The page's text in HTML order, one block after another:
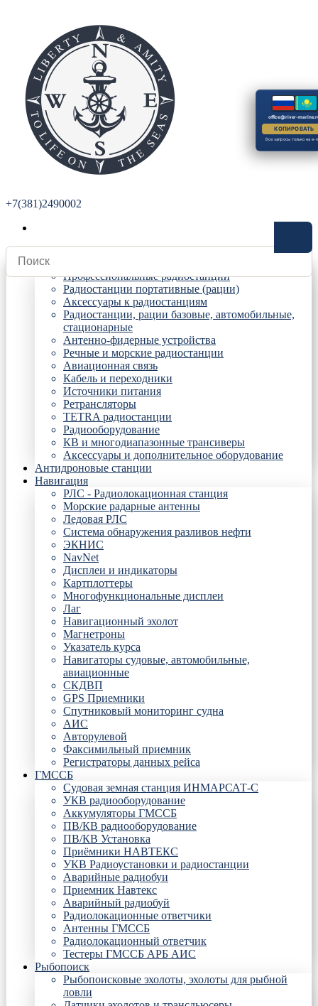
+7(381)2490002
Радиостанции
Профессиональные радиостанции
Радиостанции портативные (рации)
Аксессуары к радиостанциям
Радиостанции, рации базовые, автомобильные,
стационарные
Антенно-фидерные устройства
Речные и морские радиостанции
Авиационная связь
Кабель и переходники
Источники питания
Ретрансляторы
TETRA радиостанции
Радиооборудование
КВ и многодиапазонные трансиверы
Аксессуары и дополнительное оборудование
Антидроновые станции
Навигация
РЛС - Радиолокационная станция
Морские радарные антенны
Ледовая РЛС
Система обнаружения разливов нефти
ЭКНИС
NavNet
Дисплеи и индикаторы
Картплоттеры
Многофункциональные дисплеи
Лаг
Навигационный эхолот
Магнетроны
Указатель курса
Навигаторы судовые, автомобильные,
авиационные
СКДВП
GPS Приемники
Спутниковый мониторинг судна
АИС
Авторулевой
Факсимильный приемник
Регистраторы данных рейса
ГМССБ
Судовая земная станция ИНМАРСАТ-С
УКВ радиооборудование
Аккумуляторы ГМССБ
ПВ/КВ радиооборудование
ПВ/КВ Установка
Приёмники НАВТЕКС
УКВ Радиоустановки и радиостанции
Аварийные радиобуи
Приемник Навтекс
Аварийный радиобуй
Радиолокационные ответчики
Антенны ГМССБ
Радиолокационный ответчик
Тестеры ГМССБ АРБ АИС
Рыбопоиск
Рыбопоисковые эхолоты, эхолоты для рыбной
ловли
office@river-
КОПИРОВАТЬ
Все запросы только на e-